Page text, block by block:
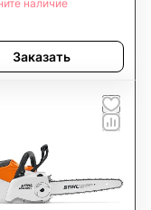
наличие
Заказать